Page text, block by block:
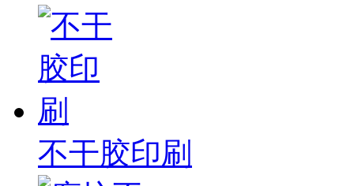
天
机
肥
设
备
重
庆
有
机
不干胶印刷